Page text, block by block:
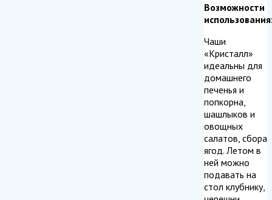
Возможности
Чаши
«Кристалл»
идеальны для
домашнего
печенья и
попкорна,
шашлыков и
овощных
салатов, сбора
ягод. Летом в
ней можно
подавать на
стол клубнику,